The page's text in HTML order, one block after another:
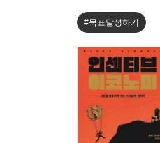
#목표달성하기